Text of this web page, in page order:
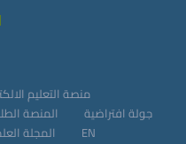
منصة التعليم
المنصة
جولة افتراضية
المجلة
EN